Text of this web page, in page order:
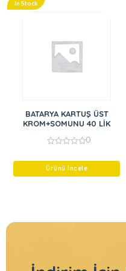
In Stock
BATARYA KARTUŞ ÜST
KROM+SOMUNU 40 LİK
of
0
Ürünü İncele